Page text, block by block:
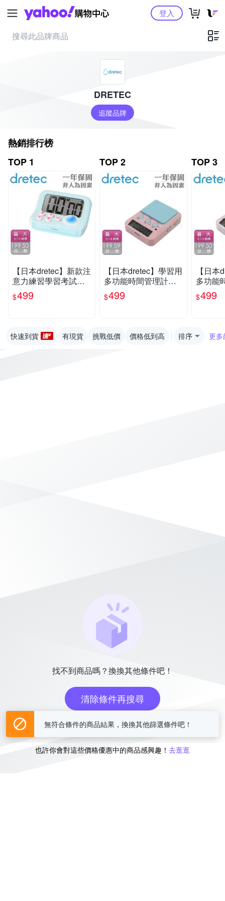
Yahoo購物中心登入
DRETEC
追蹤品牌
熱銷排行榜
TOP 1
【日本dretec】新款注
意力練習學習考試計
時器-綠(T-603GN)
$499
TOP 2
【日本dretec】學習用
多功能時間管理計時
器-199時59分-粉藍色
(T-587PK)
$499
TOP 3
【日
多功能
器-
580)
$499
快速到貨 有現貨 挑戰低價 價格低到高 排序 更多
找不到商品嗎？換換其他條件吧！
清除條件再搜尋
或
也許你會對這些價格優惠中的商品感興趣！ 去逛逛
無符合條件的商品結果，換換其他篩選條件吧！